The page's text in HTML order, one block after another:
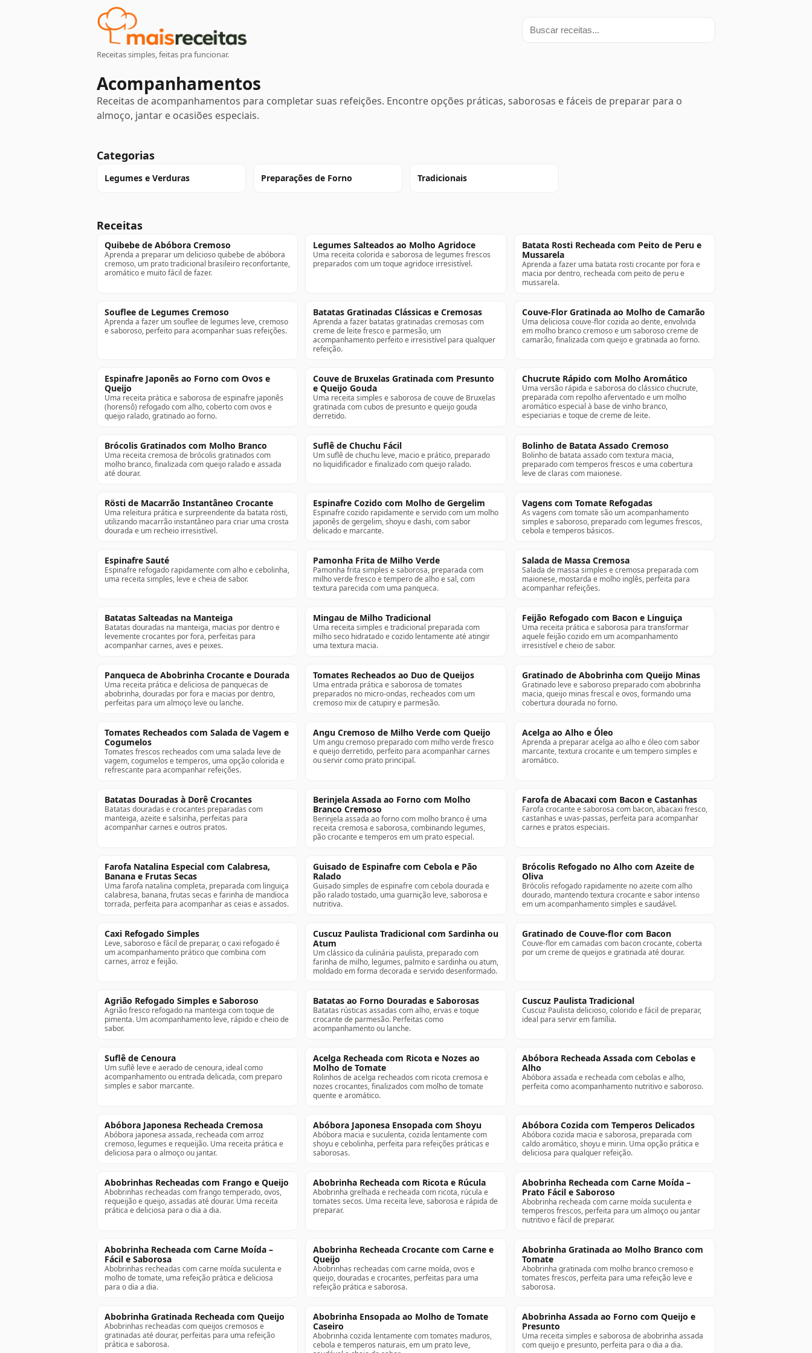
Receitas simples, feitas pra funcionar.
Buscar receitas
Acompanhamentos
Receitas de acompanhamentos para completar suas refeições. Encontre opções práticas, saborosas e fáceis de preparar para o
almoço, jantar e ocasiões especiais.
Categorias
Legumes e Verduras Preparações de Forno Tradicionais
Receitas
Quibebe de Abóbora Cremoso
Aprenda a preparar um delicioso quibebe de abóbora
cremoso, um prato tradicional brasileiro reconfortante,
aromático e muito fácil de fazer.
Legumes Salteados ao Molho Agridoce
Uma receita colorida e saborosa de legumes frescos
preparados com um toque agridoce irresistível.
Batata Rosti Recheada com Peito de Peru e
Mussarela
Aprenda a fazer uma batata rosti crocante por fora e
macia por dentro, recheada com peito de peru e
mussarela.
Souflee de Legumes Cremoso
Aprenda a fazer um souflee de legumes leve, cremoso
e saboroso, perfeito para acompanhar suas refeições.
Batatas Gratinadas Clássicas e Cremosas
Aprenda a fazer batatas gratinadas cremosas com
creme de leite fresco e parmesão, um
acompanhamento perfeito e irresistível para qualquer
refeição.
Couve-Flor Gratinada ao Molho de Camarão
Uma deliciosa couve-flor cozida ao dente, envolvida
em molho branco cremoso e um saboroso creme de
camarão, finalizada com queijo e gratinada ao forno.
Espinafre Japonês ao Forno com Ovos e
Queijo
Uma receita prática e saborosa de espinafre japonês
(horensô) refogado com alho, coberto com ovos e
queijo ralado, gratinado ao forno.
Couve de Bruxelas Gratinada com Presunto
e Queijo Gouda
Uma receita simples e saborosa de couve de Bruxelas
gratinada com cubos de presunto e queijo gouda
derretido.
Chucrute Rápido com Molho Aromático
Uma versão rápida e saborosa do clássico chucrute,
preparada com repolho aferventado e um molho
aromático especial à base de vinho branco,
especiarias e toque de creme de leite.
Brócolis Gratinados com Molho Branco
Uma receita cremosa de brócolis gratinados com
molho branco, finalizada com queijo ralado e assada
até dourar.
Suflê de Chuchu Fácil
Um suflê de chuchu leve, macio e prático, preparado
no liquidificador e finalizado com queijo ralado.
Bolinho de Batata Assado Cremoso
Bolinho de batata assado com textura macia,
preparado com temperos frescos e uma cobertura
leve de claras com maionese.
Rösti de Macarrão Instantâneo Crocante
Uma releitura prática e surpreendente da batata rösti,
utilizando macarrão instantâneo para criar uma crosta
dourada e um recheio irresistível.
Espinafre Cozido com Molho de Gergelim
Espinafre cozido rapidamente e servido com um molho
japonês de gergelim, shoyu e dashi, com sabor
delicado e marcante.
Vagens com Tomate Refogadas
As vagens com tomate são um acompanhamento
simples e saboroso, preparado com legumes frescos,
cebola e temperos básicos.
Espinafre Sauté
Espinafre refogado rapidamente com alho e cebolinha,
uma receita simples, leve e cheia de sabor.
Pamonha Frita de Milho Verde
Pamonha frita simples e saborosa, preparada com
milho verde fresco e tempero de alho e sal, com
textura parecida com uma panqueca.
Salada de Massa Cremosa
Salada de massa simples e cremosa preparada com
maionese, mostarda e molho inglês, perfeita para
acompanhar refeições.
Batatas Salteadas na Manteiga
Batatas douradas na manteiga, macias por dentro e
levemente crocantes por fora, perfeitas para
acompanhar carnes, aves e peixes.
Mingau de Milho Tradicional
Uma receita simples e tradicional preparada com
milho seco hidratado e cozido lentamente até atingir
uma textura macia.
Feijão Refogado com Bacon e Linguiça
Uma receita prática e saborosa para transformar
aquele feijão cozido em um acompanhamento
irresistível e cheio de sabor.
Panqueca de Abobrinha Crocante e Dourada
Uma receita prática e deliciosa de panquecas de
abobrinha, douradas por fora e macias por dentro,
perfeitas para um almoço leve ou lanche.
Tomates Recheados ao Duo de Queijos
Uma entrada prática e saborosa de tomates
preparados no micro-ondas, recheados com um
cremoso mix de catupiry e parmesão.
Gratinado de Abobrinha com Queijo Minas
Gratinado leve e saboroso preparado com abobrinha
macia, queijo minas frescal e ovos, formando uma
cobertura dourada no forno.
Tomates Recheados com Salada de Vagem e
Cogumelos
Tomates frescos recheados com uma salada leve de
vagem, cogumelos e temperos, uma opção colorida e
refrescante para acompanhar refeições.
Angu Cremoso de Milho Verde com Queijo
Um angu cremoso preparado com milho verde fresco
e queijo derretido, perfeito para acompanhar carnes
ou servir como prato principal.
Acelga ao Alho e Óleo
Aprenda a preparar acelga ao alho e óleo com sabor
marcante, textura crocante e um tempero simples e
aromático.
Batatas Douradas à Dorê Crocantes
Batatas douradas e crocantes preparadas com
manteiga, azeite e salsinha, perfeitas para
acompanhar carnes e outros pratos.
Berinjela Assada ao Forno com Molho
Branco Cremoso
Berinjela assada ao forno com molho branco é uma
receita cremosa e saborosa, combinando legumes,
pão crocante e temperos em um prato especial.
Farofa de Abacaxi com Bacon e Castanhas
Farofa crocante e saborosa com bacon, abacaxi fresco,
castanhas e uvas-passas, perfeita para acompanhar
carnes e pratos especiais.
Farofa Natalina Especial com Calabresa,
Banana e Frutas Secas
Uma farofa natalina completa, preparada com linguiça
calabresa, banana, frutas secas e farinha de mandioca
torrada, perfeita para acompanhar as ceias e assados.
Guisado de Espinafre com Cebola e Pão
Ralado
Guisado simples de espinafre com cebola dourada e
pão ralado tostado, uma guarnição leve, saborosa e
nutritiva.
Brócolis Refogado no Alho com Azeite de
Oliva
Brócolis refogado rapidamente no azeite com alho
dourado, mantendo textura crocante e sabor intenso
em um acompanhamento simples e saudável.
Caxi Refogado Simples
Leve, saboroso e fácil de preparar, o caxi refogado é
um acompanhamento prático que combina com
carnes, arroz e feijão.
Cuscuz Paulista Tradicional com Sardinha ou
Atum
Um clássico da culinária paulista, preparado com
farinha de milho, legumes, palmito e sardinha ou atum,
moldado em forma decorada e servido desenformado.
Gratinado de Couve-flor com Bacon
Couve-flor em camadas com bacon crocante, coberta
por um creme de queijos e gratinada até dourar.
Agrião Refogado Simples e Saboroso
Agrião fresco refogado na manteiga com toque de
pimenta. Um acompanhamento leve, rápido e cheio de
sabor.
Batatas ao Forno Douradas e Saborosas
Batatas rústicas assadas com alho, ervas e toque
crocante de parmesão. Perfeitas como
acompanhamento ou lanche.
Cuscuz Paulista Tradicional
Cuscuz Paulista delicioso, colorido e fácil de preparar,
ideal para servir em família.
Suflê de Cenoura
Um suflê leve e aerado de cenoura, ideal como
acompanhamento ou entrada delicada, com preparo
simples e sabor marcante.
Acelga Recheada com Ricota e Nozes ao
Molho de Tomate
Rolinhos de acelga recheados com ricota cremosa e
nozes crocantes, finalizados com molho de tomate
quente e aromático.
Abóbora Recheada Assada com Cebolas e
Alho
Abóbora assada e recheada com cebolas e alho,
perfeita como acompanhamento nutritivo e saboroso.
Abóbora Japonesa Recheada Cremosa
Abóbora japonesa assada, recheada com arroz
cremoso, legumes e requeijão. Uma receita prática e
deliciosa para o almoço ou jantar.
Abóbora Japonesa Ensopada com Shoyu
Abóbora macia e suculenta, cozida lentamente com
shoyu e cebolinha, perfeita para refeições práticas e
saborosas.
Abóbora Cozida com Temperos Delicados
Abóbora cozida macia e saborosa, preparada com
caldo aromático, shoyu e mirin. Uma opção prática e
deliciosa para qualquer refeição.
Abobrinhas Recheadas com Frango e Queijo
Abobrinhas recheadas com frango temperado, ovos,
requeijão e queijo, assadas até dourar. Uma receita
prática e deliciosa para o dia a dia.
Abobrinha Recheada com Ricota e Rúcula
Abobrinha grelhada e recheada com ricota, rúcula e
tomates secos. Uma receita leve, saborosa e rápida de
preparar.
Abobrinha Recheada com Carne Moída –
Prato Fácil e Saboroso
Abobrinha recheada com carne moída suculenta e
temperos frescos, perfeita para um almoço ou jantar
nutritivo e fácil de preparar.
Abobrinha Recheada com Carne Moída –
Fácil e Saborosa
Abobrinhas recheadas com carne moída suculenta e
molho de tomate, uma refeição prática e deliciosa
para o dia a dia.
Abobrinha Recheada Crocante com Carne e
Queijo
Abobrinhas recheadas com carne moída, ovos e
queijo, douradas e crocantes, perfeitas para uma
refeição prática e saborosa.
Abobrinha Gratinada ao Molho Branco com
Tomate
Abobrinha gratinada com molho branco cremoso e
tomates frescos, perfeita para uma refeição leve e
saborosa.
Abobrinha Gratinada Recheada com Queijo
Abobrinhas recheadas com queijos cremosos e
gratinadas até dourar, perfeitas para uma refeição
prática e saborosa.
Abobrinha Ensopada ao Molho de Tomate
Caseiro
Abobrinha cozida lentamente com tomates maduros,
cebola e temperos naturais, em um prato leve,
Abobrinha Assada ao Forno com Queijo e
Presunto
Uma receita simples e saborosa de abobrinha assada
com queijo e presunto, perfeita para o dia a dia.